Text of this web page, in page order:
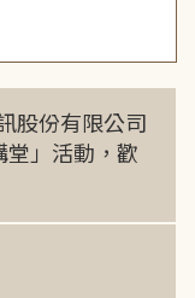
股份有限公司
堂」活動，歡